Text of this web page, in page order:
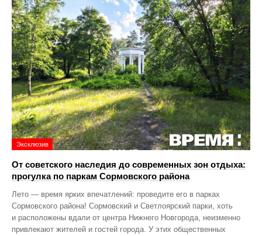
Эксклюзив
От советского наследия до современных зон отдыха:
прогулка по паркам Сормовского района
Лето — время ярких впечатлений: проведите его в парках
Сормовского района! Сормовский и Светлоярский парки, хоть
и расположены вдали от центра Нижнего Новгорода, неизменно
привлекают жителей и гостей города. У этих общественных